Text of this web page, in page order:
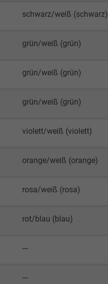
schwarz/weiß (schwarz)
grün/weiß (grün)
grün/weiß (grün)
grün/weiß (grün)
violett/weiß (violett)
orange/weiß (orange)
rosa/weiß (rosa)
rot/blau (blau)
─
─